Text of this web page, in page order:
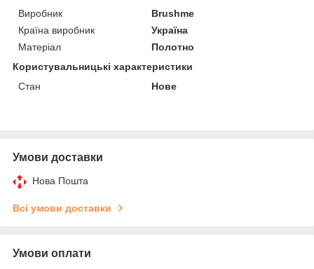
Виробник
Brushme
Країна виробник
Україна
Матеріал
Полотно
Користувальницькі характеристики
Стан
Нове
Умови доставки
Нова Пошта
Всі умови доставки
Умови оплати